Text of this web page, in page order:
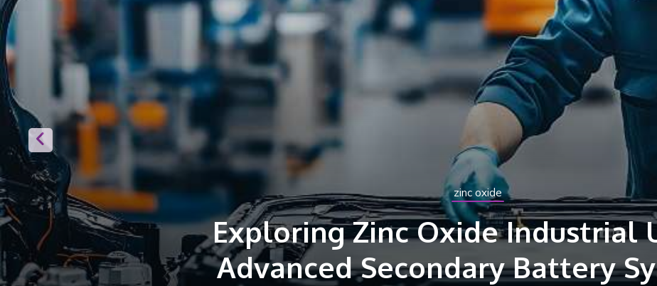
Pasta Making Machine
Panduan Merawat Pasta
Machine agar Awet dan Tahan